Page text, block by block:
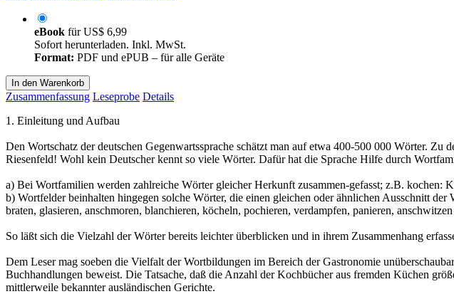
eBook fürUS$ 6,99
Sofort herunterladen. Inkl. MwSt.
Format: PDF und ePUB – für alle Geräte
In den Warenkorb
Zusammenfassung Leseprobe Details
1. Einleitung und Aufbau
Den Wortschatz der deutschen Gegenwartssprache schätzt man auf etwa 400-500 000 Wörter.
Riesenfeld! Wohl kein Deutscher kennt so viele Wörter. Dafür hat die Sprache Hilfe durch
a) Bei Wortfamilien werden zahlreiche Wörter gleicher Herkunft zusammen-gefasst; z.B.
b) Wortfelder beinhalten hingegen solche Wörter, die einen gleichen oder ähnlichen Ausschnitt
braten, glasieren, anschmoren, blanchieren, köcheln, pochieren, verdampfen, panieren,
So läßt sich die Vielzahl der Wörter bereits leichter überblicken und in ihrem Zusammenhang
Dem Leser mag soeben die Vielfalt der Wortbildungen im Bereich der Gastronomie
Buchhandlungen beweist. Die Tatsache, daß die Anzahl der Kochbücher aus fremden Küchen
mittlerweile bekannter ausländischen Gerichte.